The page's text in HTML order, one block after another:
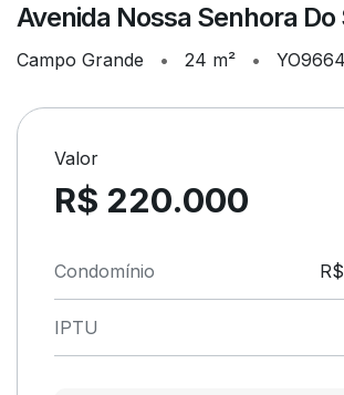
Avenida Nossa Senhora Do
Campo Grande • 24 m² • YO9664
Valor
R$ 220.000
Condomínio
IPTU